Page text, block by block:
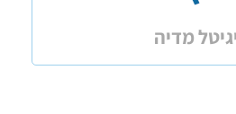
מדיה